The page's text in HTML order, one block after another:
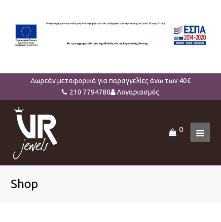
Δωρεάν μεταφορικά για παραγγελίες άνω των 40€
210 7794780
Λογαριασμός
0
Shop